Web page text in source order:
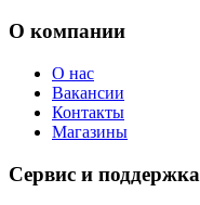
О компании
О нас
Вакансии
Контакты
Магазины
Сервис и поддержка